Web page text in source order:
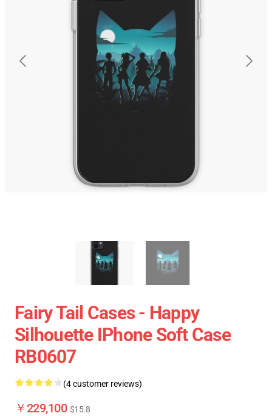
Fairy Tail Cases - Happy
Silhouette IPhone Soft Case
RB0607
(4 customer reviews)
￥229,100 $15.8